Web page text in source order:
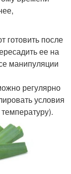
готовить после
ее на
манипуляции
регулярно
условия